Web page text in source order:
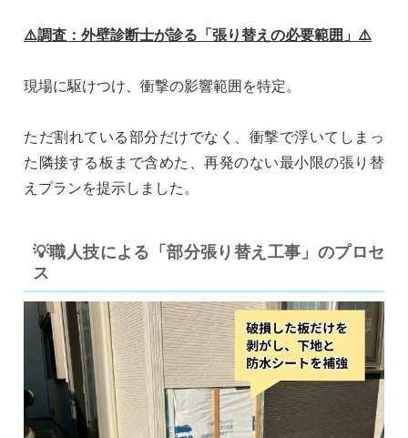
⚠️調査：外壁診断士が診る「張り替えの必要範囲」⚠️
現場に駆けつけ、衝撃の影響範囲を特定。
ただ割れている部分だけでなく、衝撃で浮いてしまっ
た隣接する板まで含めた、再発のない最小限の張り替
えプランを提示しました。
💡職人技による「部分張り替え工事」のプロセ
ス